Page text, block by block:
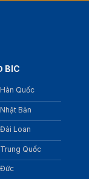
BIC
Quốc
Bản
Loan
Quốc